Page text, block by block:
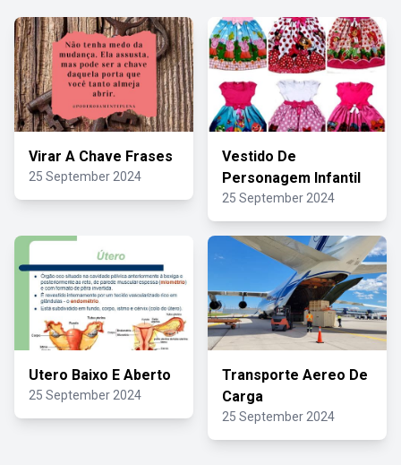
Virar A Chave Frases
25 September 2024
Vestido De
Personagem Infantil
25 September 2024
Utero Baixo E Aberto
25 September 2024
Transporte Aereo De
Carga
25 September 2024